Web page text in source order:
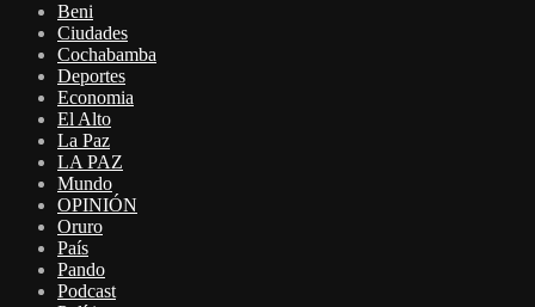
Beni
Ciudades
Cochabamba
Deportes
Economia
El Alto
La Paz
LA PAZ
Mundo
OPINIÓN
Oruro
País
Pando
Podcast